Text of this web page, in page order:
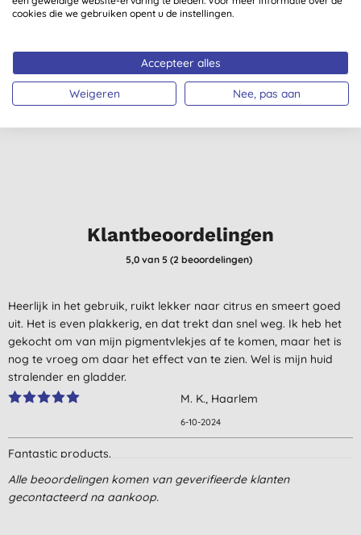
Cleansing Wash
KOPEN
Klantbeoordelingen
5,0van 5 (2 beoordelingen)
Heerlijk in het gebruik, ruikt lekker naar citrus en smeert goed
uit. Het is even plakkerig, en dat trekt dan snel weg. Ik heb het
gekocht om van mijn pigmentvlekjes af te komen, maar het is
nog te vroeg om daar het effect van te zien. Wel is mijn huid
stralender en gladder.
M. K., Haarlem
6-10-2024
Fantastic products.
Great and quick delivery.
Alle beoordelingen komen van geverifieerde klanten
gecontacteerd na aankoop.
cookies die we gebruiken opent u de instellingen.
Accepteer alles
Weigeren Nee, pas aan